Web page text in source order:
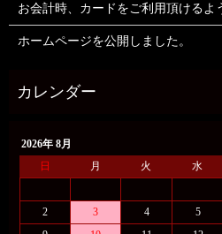
お会計時、カードをご利用頂けるよ
ホームページを公開しました。
2026年 8月
日
月 火 水
2
3 4 5